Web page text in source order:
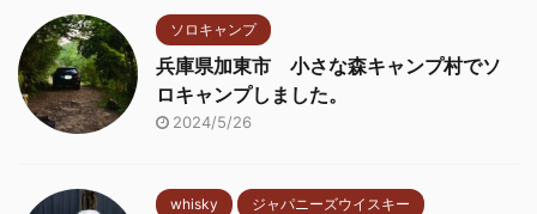
ソロキャンプ
兵庫県加東市 小さな森キャンプ村でソ
ロキャンプしました。
2024/5/26
whisky ジャパニーズウイスキー